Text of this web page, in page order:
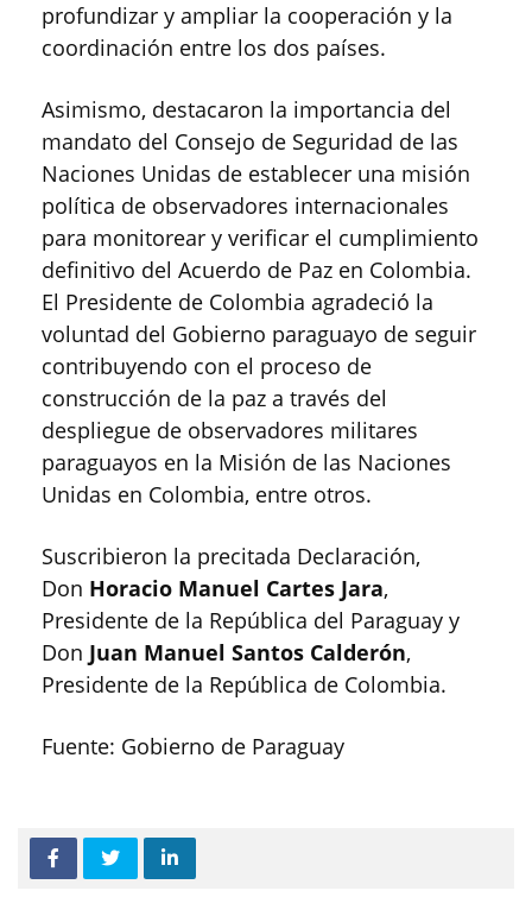
profundizar y ampliar la cooperación y la
coordinación entre los dos países.
Asimismo, destacaron la importancia del
mandato del Consejo de Seguridad de las
Naciones Unidas de establecer una misión
política de observadores internacionales
para monitorear y verificar el cumplimiento
definitivo del Acuerdo de Paz en Colombia.
El Presidente de Colombia agradeció la
voluntad del Gobierno paraguayo de seguir
contribuyendo con el proceso de
construcción de la paz a través del
despliegue de observadores militares
paraguayos en la Misión de las Naciones
Unidas en Colombia, entre otros.
Suscribieron la precitada Declaración,
Don Horacio Manuel Cartes Jara,
Presidente de la República del Paraguay y
Don Juan Manuel Santos Calderón,
Presidente de la República de Colombia.
Fuente: Gobierno de Paraguay